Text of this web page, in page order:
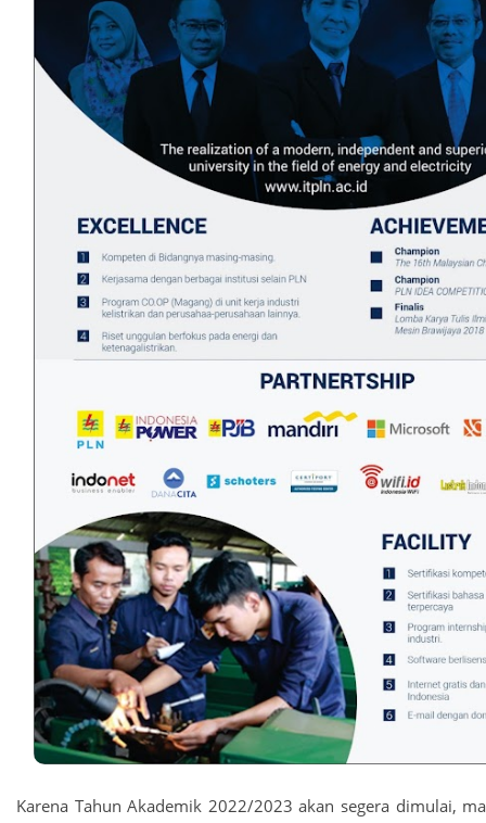
Karena Tahun Akademik 2022/2023 akan segera dimulai,